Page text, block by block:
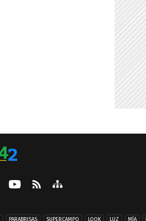
PARABRISAS SUPERCAMPO LOOK LUZ MÍA